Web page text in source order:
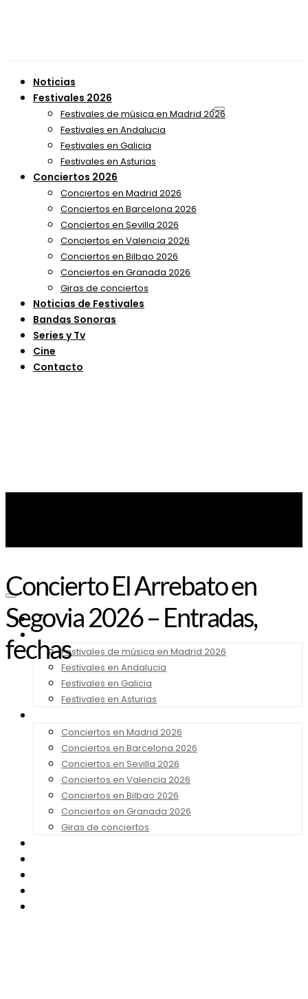
Noticias
Festivales 2026
Festivales de música en Madrid 2026
Festivales en Andalucia
Festivales en Galicia
Festivales en Asturias
Conciertos 2026
Conciertos en Madrid 2026
Conciertos en Barcelona 2026
Conciertos en Sevilla 2026
Conciertos en Valencia 2026
Conciertos en Bilbao 2026
Conciertos en Granada 2026
Giras de conciertos
Noticias de Festivales
Bandas Sonoras
Series y Tv
Cine
Contacto
Noticias
Festivales 2026
Festivales de música en Madrid 2026
Festivales en Andalucia
Festivales en Galicia
Festivales en Asturias
Conciertos en Madrid 2026
Conciertos en Barcelona 2026
Conciertos en Sevilla 2026
Conciertos en Valencia 2026
Conciertos en Bilbao 2026
Conciertos en Granada 2026
Giras de conciertos
Concierto El Arrebato en
Segovia 2026 – Entradas,
fechas